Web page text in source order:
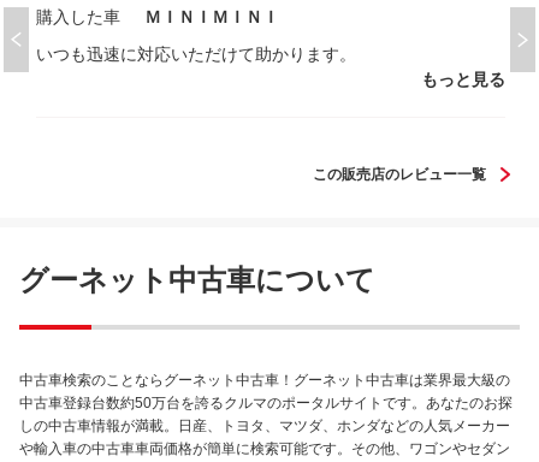
購入した車
ＭＩＮＩＭＩＮＩ
いつも迅速に対応いただけて助かります。
もっと見る
この販売店のレビュー一覧
グーネット中古車について
中古車検索のことならグーネット中古車！グーネット中古車は業界最大級の
中古車登録台数約50万台を誇るクルマのポータルサイトです。あなたのお探
しの中古車情報が満載。日産、トヨタ、マツダ、ホンダなどの人気メーカー
や輸入車の中古車車両価格が簡単に検索可能です。その他、ワゴンやセダン